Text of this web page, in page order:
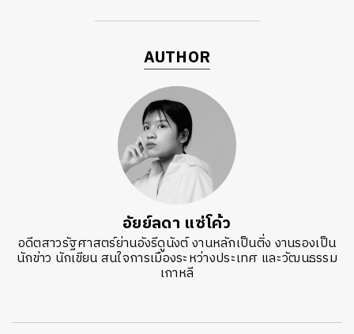
AUTHOR
อัยย์ลดา แซ่โค้ว
อดีตสาวรัฐศาสตร์ย่านอังรีดูนังต์ งานหลักเป็นติ่ง งานรองเป็น
นักข่าว นักเขียน สนใจการเมืองระหว่างประเทศ และวัฒนธรรม
เกาหลี